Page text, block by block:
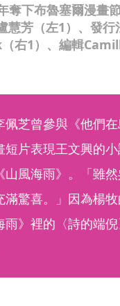
奪下布魯塞爾漫畫
慧芳（左1）、發
1）、編輯
芝曾參與《他們
片表現王文興的
風海雨》。「雖
驚喜。」因為楊
》裡的〈詩的端